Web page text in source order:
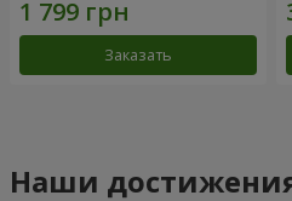
Заказать
Наши